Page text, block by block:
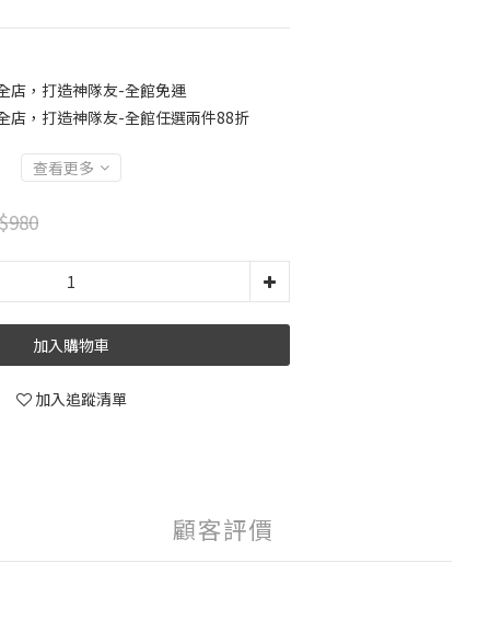
店，打造神隊友-全館免運
店，打造神隊友-全館任選兩件88折
查看更多
加入購物車
加入追蹤清單
顧客評價